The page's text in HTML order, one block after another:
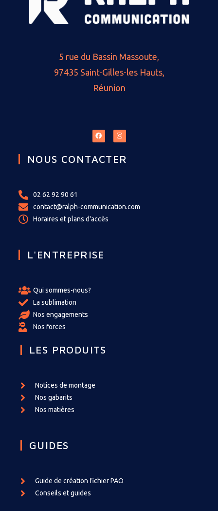
5 rue du Bassin Massoute,
97435 Saint-Gilles-les Hauts,
Réunion
NOUS CONTACTER
02 62 92 90 61
contact@ralph-communication.com
Horaires et plans d'accès
L'ENTREPRISE
Qui sommes-nous?
La sublimation
Nos engagements
Nos forces
LES PRODUITS
Notices de montage
Nos gabarits
Nos matières
GUIDES
Guide de création fichier PAO
Conseils et guides